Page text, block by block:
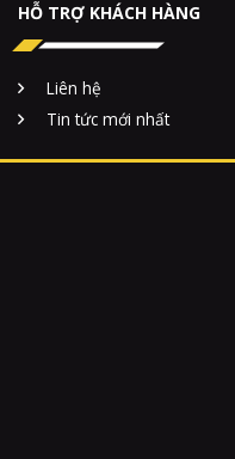
HỖ TRỢ KHÁCH HÀNG
Liên hệ
Tin tức mới nhất